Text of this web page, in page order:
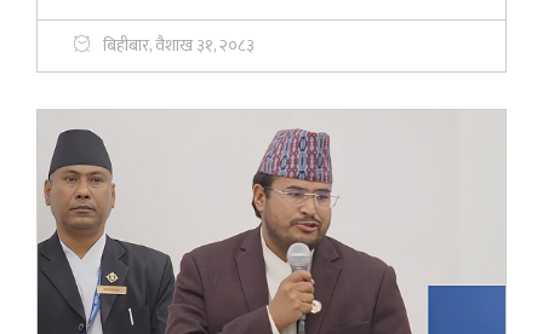
बिहीबार, वैशाख ३१, २०८३